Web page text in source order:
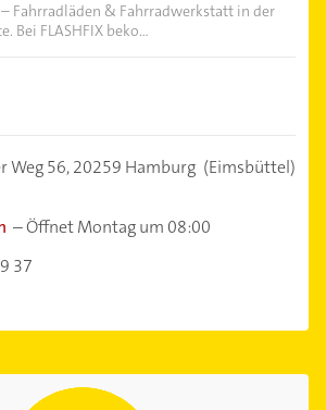
– Fahrradläden & Fahrradwerkstatt in der
Bei FLASHFIX beko...
Weg 56,20259 Hamburg (Eimsbüttel)
–Öffnet Montag um 08:00
37